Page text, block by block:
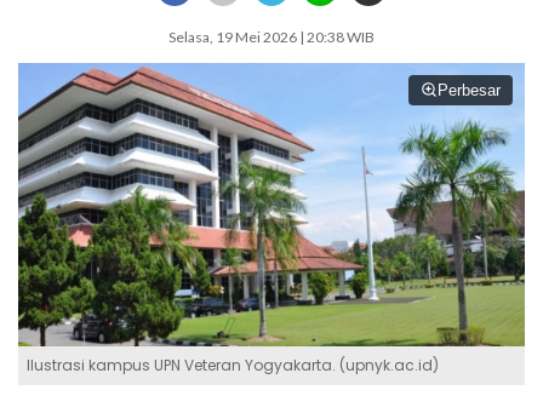
Selasa, 19 Mei 2026 | 20:38 WIB
Perbesar
Ilustrasi kampus UPN Veteran Yogyakarta. (upnyk.ac.id)